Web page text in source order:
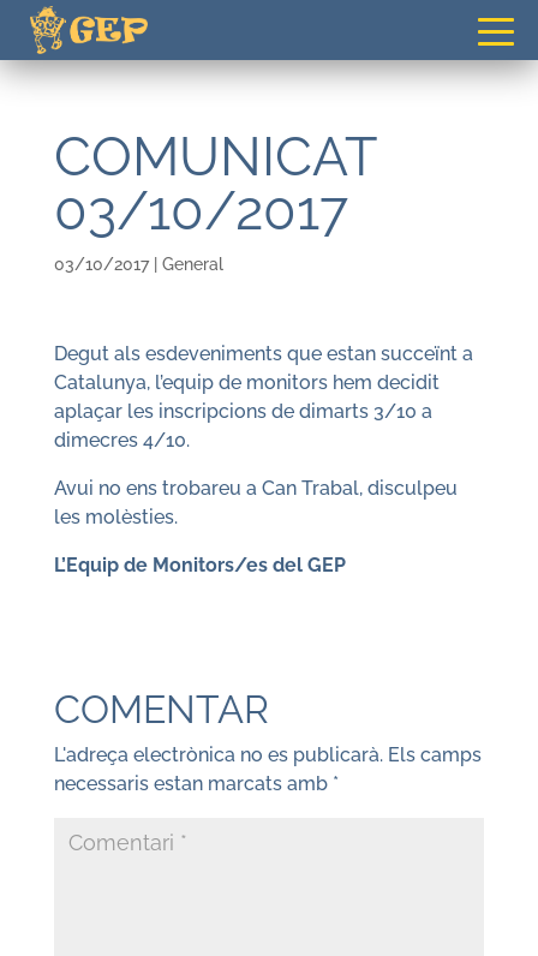
COMUNICAT
03/10/2017
03/10/2017| General
Degut als esdeveniments que estan succeïnt a
Catalunya, l’equip de monitors hem decidit
aplaçar les inscripcions de dimarts 3/10 a
dimecres 4/10.
Avui no ens trobareu a Can Trabal, disculpeu
les molèsties.
L’Equip de Monitors/es del GEP
COMENTAR
L'adreça electrònica no es publicarà. Els camps
necessaris estan marcats amb *